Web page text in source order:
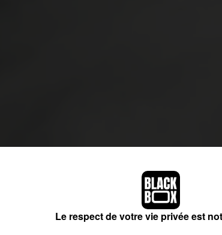
Le respect de votre vie privée est